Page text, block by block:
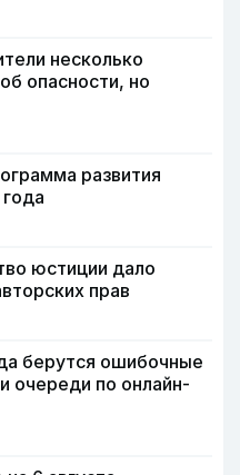
несколько
опасности, но
развития
юстиции дало
прав
берутся ошибочные
очереди по онлайн-